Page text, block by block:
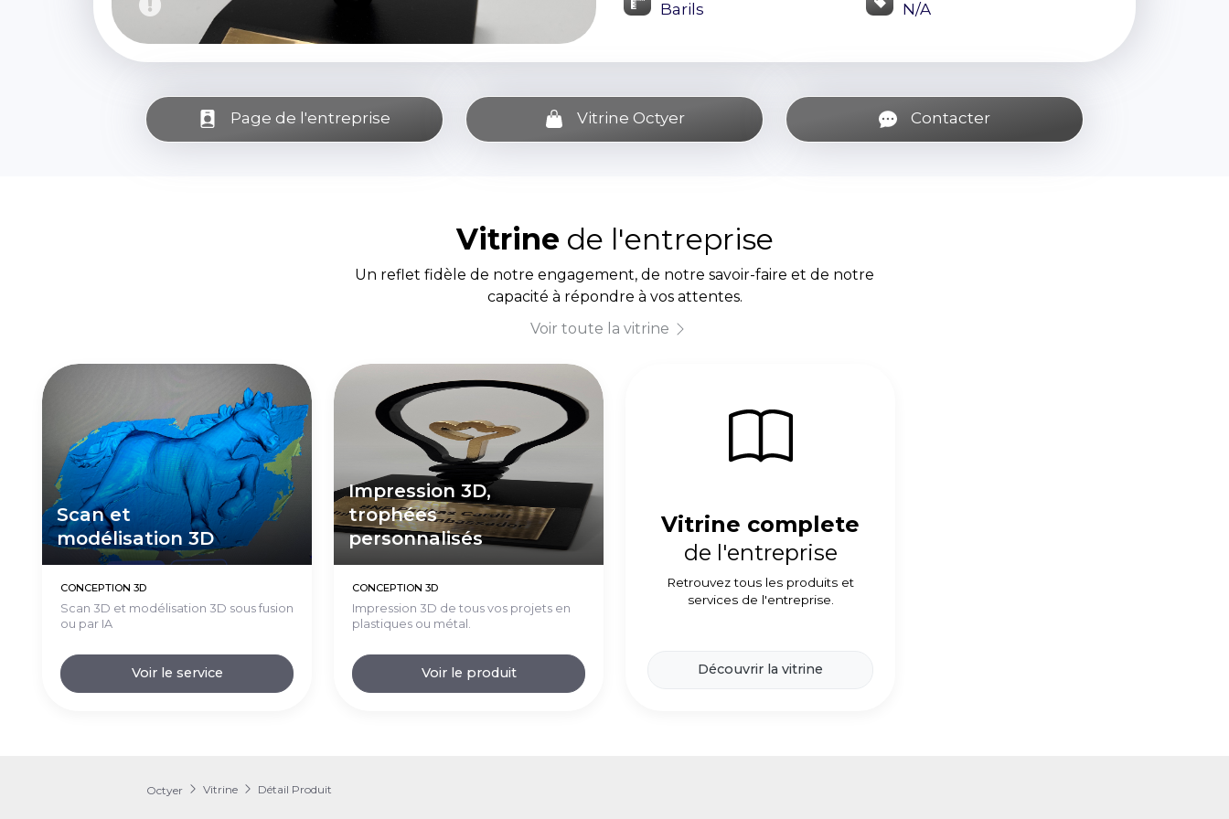
Barils N/A
Page de l'entreprise Vitrine Octyer Contacter
Vitrine de l'entreprise
Un reflet fidèle de notre engagement, de notre savoir-faire et de notre
capacité à répondre à vos attentes.
Voir toute la vitrine
Scan et
modélisation 3D
CONCEPTION 3D
Scan 3D et modélisation 3D sous fusion
ou par IA
Voir le service
Impression 3D,
trophées
personnalisés
CONCEPTION 3D
Impression 3D de tous vos projets en
plastiques ou métal.
Voir le produit
Vitrine complete
de l'entreprise
Retrouvez tous les produits et
services de l'entreprise.
Découvrir la vitrine
Octyer Vitrine Détail Produit